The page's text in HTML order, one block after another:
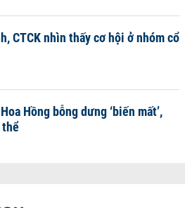
CTCK nhìn thấy cơ hội ở nhóm cổ
Hồng bỗng dưng ‘biến mất’,
thể